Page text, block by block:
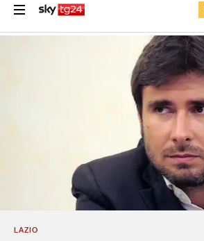
LAZIO